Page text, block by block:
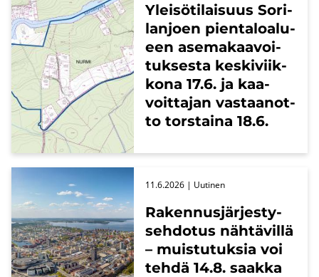
Ylei­sö­ti­lai­suus So­ri­
lan­joen pien­ta­loa­lu­
een ase­ma­kaa­voi­
tuk­ses­ta kes­ki­viik­
ko­na 17.6. ja kaa­
voit­ta­jan vas­taan­ot­
to tors­tai­na 18.6.
Ra­ken­nus­jär­jes­ty­
seh­do­tus näh­tä­vil­lä
– muis­tu­tuk­sia voi
tehdä 14.8. saak­ka
11.6.2026 | Uu­ti­nen